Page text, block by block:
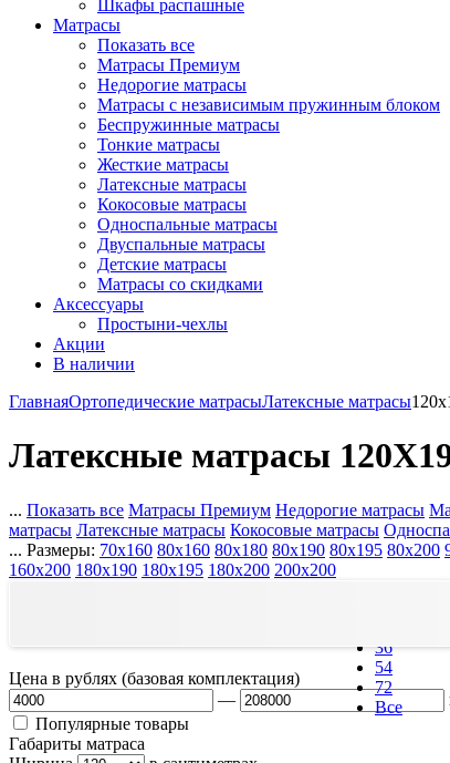
Шкафы распашные
Матрасы
Показать все
Матрасы Премиум
Недорогие матрасы
Матрасы с независимым пружинным блоком
Беспружинные матрасы
Тонкие матрасы
Жесткие матрасы
Латексные матрасы
Кокосовые матрасы
Односпальные матрасы
Двуспальные матрасы
Детские матрасы
Матрасы со скидками
Аксессуары
Простыни-чехлы
Акции
В наличии
ГлавнаяОртопедические матрасыЛатексные матрасы
Латексные матрасы
... Показать все Матрасы Премиум Недорогие матрасы
матрасы Латексные матрасы Кокосовые матрасы
... Размеры: 70x160 80x160 80x180 80x190 80x195 80x200
160x200 180x190 180x195 180x200 200x200
36
54
72
Все
Цена в рублях (базовая комплектация)
—
Популярные товары
Габариты матраса